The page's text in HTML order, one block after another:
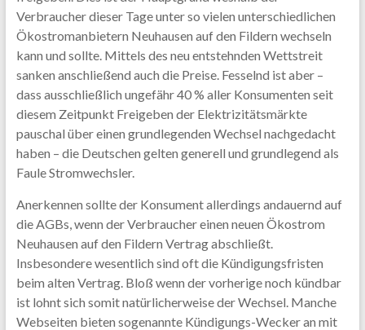
Verbraucher dieser Tage unter so vielen unterschiedlichen
Ökostromanbietern Neuhausen auf den Fildern wechseln
kann und sollte. Mittels des neu entstehnden Wettstreit
sanken anschließend auch die Preise. Fesselnd ist aber –
dass ausschließlich ungefähr 40 % aller Konsumenten seit
diesem Zeitpunkt Freigeben der Elektrizitätsmärkte
pauschal über einen grundlegenden Wechsel nachgedacht
haben – die Deutschen gelten generell und grundlegend als
Faule Stromwechsler.
Anerkennen sollte der Konsument allerdings andauernd auf
die AGBs, wenn der Verbraucher einen neuen Ökostrom
Neuhausen auf den Fildern Vertrag abschließt.
Insbesondere wesentlich sind oft die Kündigungsfristen
beim alten Vertrag. Bloß wenn der vorherige noch kündbar
ist lohnt sich somit natürlicherweise der Wechsel. Manche
Webseiten bieten sogenannte Kündigungs-Wecker an mit